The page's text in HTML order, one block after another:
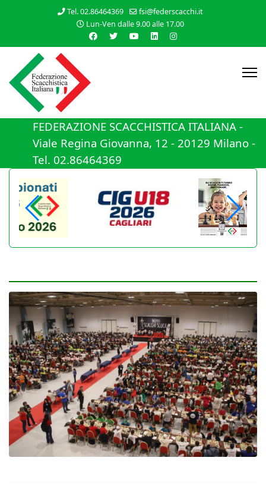
Tel. 02.86464369
fsi@federscacchi.it
Lun-Ven dalle 9.00 alle 17.00
FEDERAZIONE SCACCHISTICA ITALIANA -
Viale Regina Giovanna, 12 - 20129 Milano -
Tel. 02.86464369